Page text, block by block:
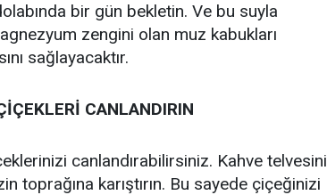
bir gün bekletin. Ve bu suyla
zengini olan muz kabukları
sağlayacaktır.
CANLANDIRIN
canlandırabilirsiniz. Kahve telvesini
toprağına karıştırın. Bu sayede çiçeğinizi